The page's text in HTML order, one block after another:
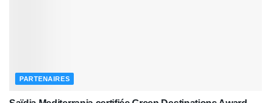
PARTENAIRES